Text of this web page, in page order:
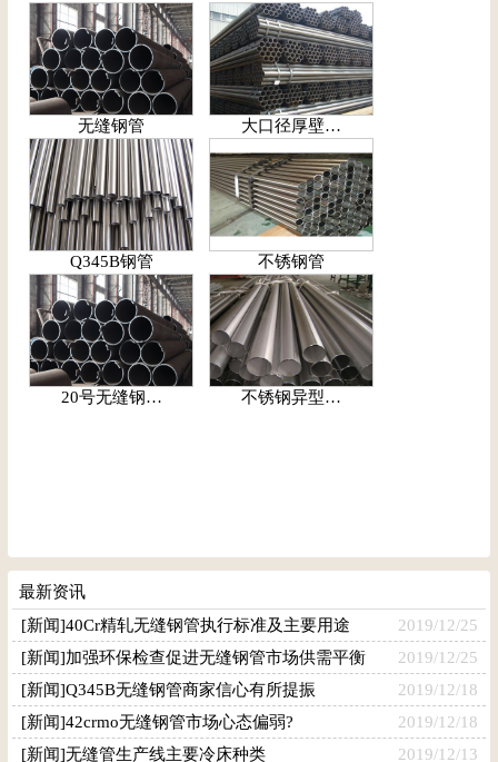
无缝钢管 大口径厚壁…
Q345B钢管 不锈钢管
20号无缝钢… 不锈钢异型…
最新资讯
[新闻]40Cr精轧无缝钢管执行标准及主要用途
2019/12/25
[新闻]加强环保检查促进无缝钢管市场供需平衡
2019/12/25
[新闻]Q345B无缝钢管商家信心有所提振
2019/12/18
[新闻]42crmo无缝钢管市场心态偏弱?
2019/12/18
[新闻]无缝管生产线主要冷床种类
2019/12/13